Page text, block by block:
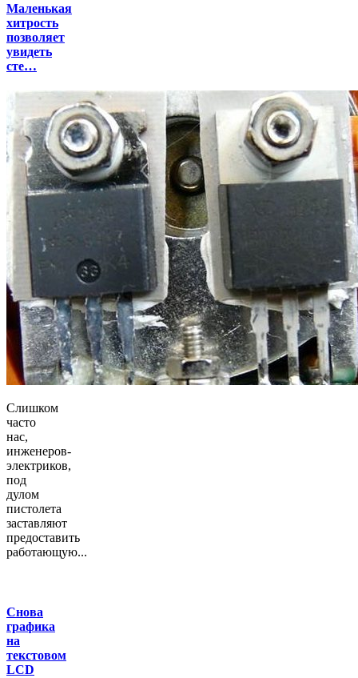
Маленькая
хитрость
позволяет
увидеть
сте…
Слишком
часто
нас,
инженеров-
электриков,
под
дулом
пистолета
заставляют
предоставить
работающую...
Снова
графика
на
текстовом
LCD